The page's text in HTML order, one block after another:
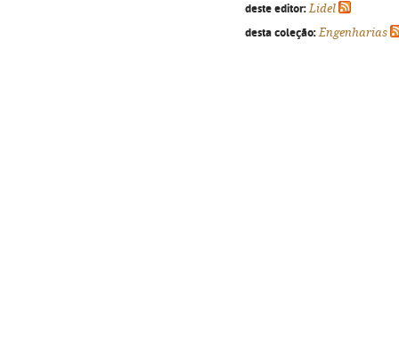
deste editor: Lidel
desta coleção: Engenharias